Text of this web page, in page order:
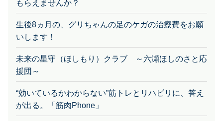
生後8ヵ月の、グリちゃんの足のケガの治療費をお願
いします！
未来の星守（ほしもり）クラブ ～六瀬ほしのさと応
援団～
“効いているかわからない”筋トレとリハビリに、答え
が出る。「筋肉Phone」
温めるだけでふわトロ絶品オムライス！食卓を彩る万